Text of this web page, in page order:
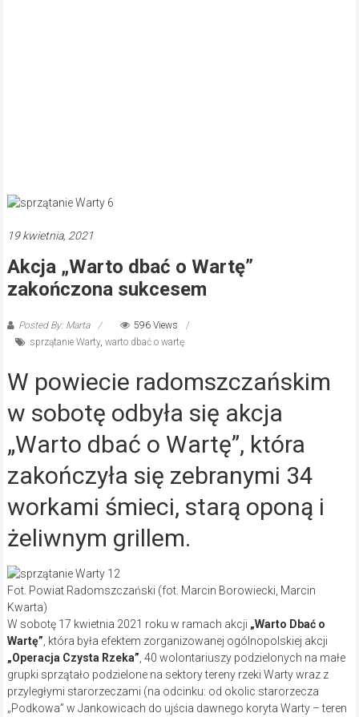
19 kwietnia, 2021
Akcja „Warto dbać o Wartę”
zakończona sukcesem
Posted By: Marta
596 Views
sprzątanie Warty, warto dbać o wartę
W powiecie radomszczańskim
w sobotę odbyła się akcja
„Warto dbać o Wartę”, która
zakończyła się zebranymi 34
workami śmieci, starą oponą i
żeliwnym grillem.
Fot. Powiat Radomszczański (fot. Marcin Borowiecki, Marcin
Kwarta)
W sobotę 17 kwietnia 2021 roku w ramach akcji „Warto Dbać o
Wartę” , która była efektem zorganizowanej ogólnopolskiej akcji
„Operacja Czysta Rzeka” , 40 wolontariuszy podzielonych na małe
grupki sprzątało podzielone na sektory tereny rzeki Warty wraz z
przyległymi starorzeczami (na odcinku: od okolic starorzecza
„Podkowa” w Jankowicach do ujścia dawnego koryta Warty – teren